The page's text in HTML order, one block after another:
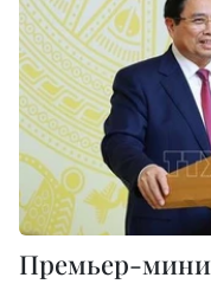
Премьер-